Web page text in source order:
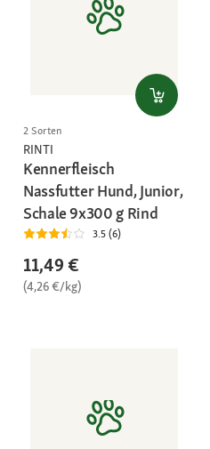
2 Sorten
RINTI
Kennerfleisch
Nassfutter Hund, Junior,
Schale 9x300 g Rind
3.5 (6)
11,49 €
(4,26 €/kg)